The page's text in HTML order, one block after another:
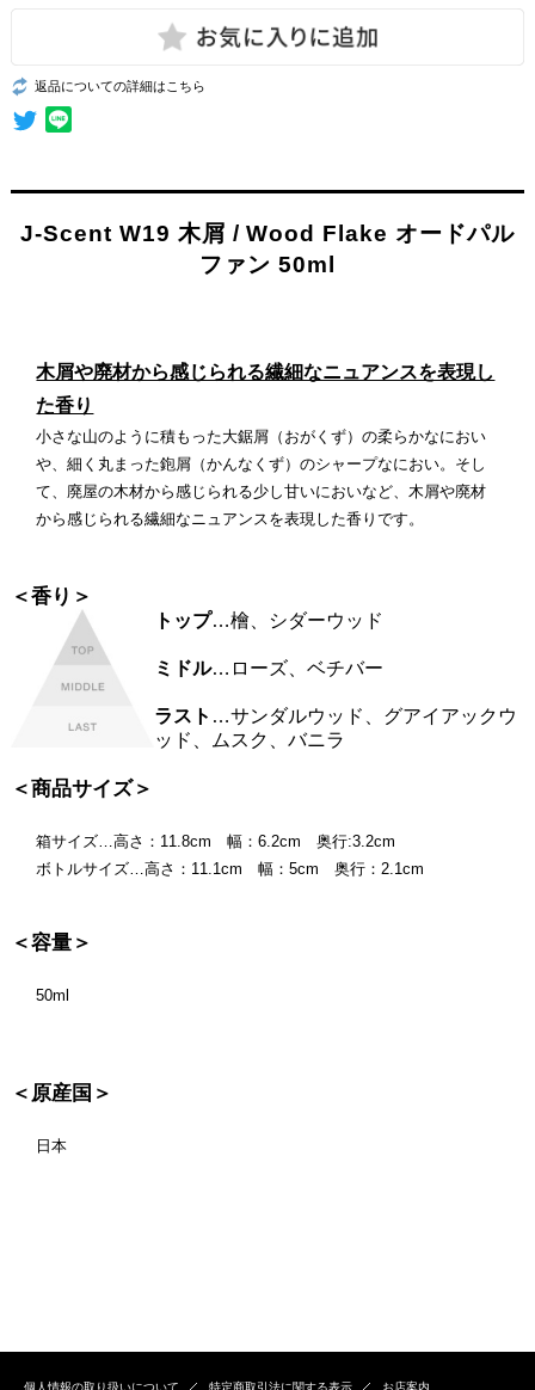
返品についての詳細はこちら
J-Scent W19 木屑 / Wood Flake オードパル
ファン 50ml
木屑や廃材から感じられる繊細なニュアンスを表現し
た香り
小さな山のように積もった大鋸屑（おがくず）の柔らかなにおい
や、細く丸まった鉋屑（かんなくず）のシャープなにおい。そし
て、廃屋の木材から感じられる少し甘いにおいなど、木屑や廃材
から感じられる繊細なニュアンスを表現した香りです。
＜香り＞
トップ…檜、シダーウッド
ミドル…ローズ、ベチバー
ラスト …サンダルウッド、グアイアックウ
ッド、ムスク、バニラ
＜商品サイズ＞
箱サイズ…高さ：11.8cm 幅：6.2cm 奥行:3.2cm
ボトルサイズ…高さ：11.1cm 幅：5cm 奥行：2.1cm
＜容量＞
50ml
＜原産国＞
日本
個人情報の取り扱いについて 特定商取引法に関する表示 お店案内